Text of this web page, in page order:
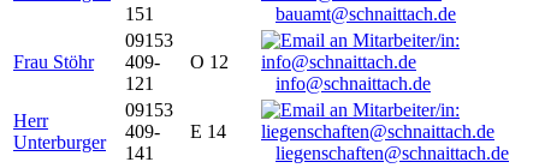
151
bauamt@schnaittach.de
Frau Stöhr
09153
409-
121
O 12
info@schnaittach.de
Herr
Unterburger
09153
409-
141
E 14
liegenschaften@schnaittach.de